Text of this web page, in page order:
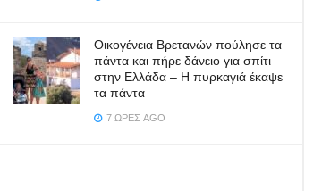
Οικογένεια Βρετανών πούλησε τα
πάντα και πήρε δάνειο για σπίτι
στην Ελλάδα – Η πυρκαγιά έκαψε
τα πάντα
7 ΏΡΕΣ AGO